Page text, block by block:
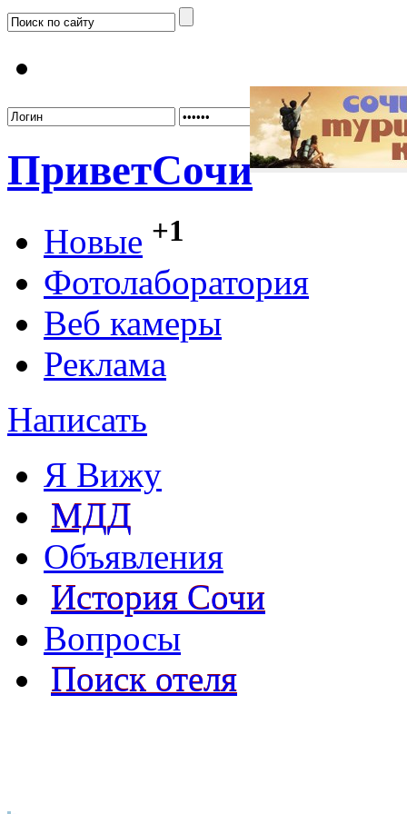
ПриветСочи
Новые +1
Фотолаборатория
Веб камеры
Реклама
Написать
Я Вижу
МДД
Объявления
История Сочи
Вопросы
Поиск отеля